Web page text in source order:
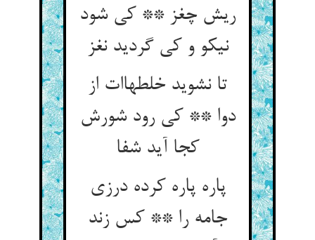
ریش چغز ** کی شود
نیکو و کی گردید نغز
تا نشوید خلطهاات از
دوا ** کی رود شورش
کجا آید شفا
پاره پاره کرده درزی
جامه را ** کس زند